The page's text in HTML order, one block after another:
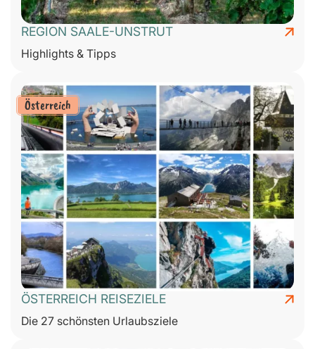
REGION SAALE-UNSTRUT
Highlights & Tipps
Österreich
ÖSTERREICH REISEZIELE
Die 27 schönsten Urlaubsziele